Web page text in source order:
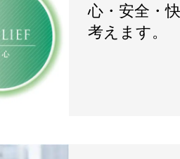
心・安全・
考えます。